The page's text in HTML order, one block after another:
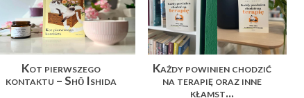
Kot pierwszego
kontaktu – Shō Ishida
Każdy powinien chodzić
na terapię oraz inne
kłamst...